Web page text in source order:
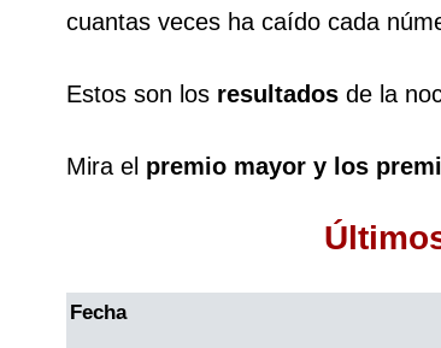
cuantas veces ha caído cada
Estos son los resultados de la
Mira el premio mayor y los
Fecha